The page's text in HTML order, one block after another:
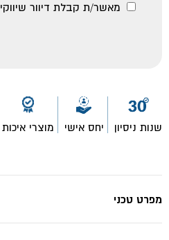
מאשר/ת קבלת דיוור שיווקי
שנות ניסיון יחס אישי מוצרי איכות
מפרט טכני